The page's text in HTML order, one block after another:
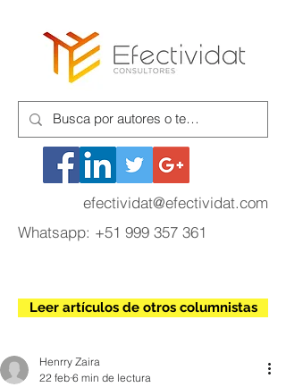
efectividat@efectividat.com
Whatsapp: +51 999 357 361
Leer artículos de otros columnistas
Henrry Zaira
22 feb 6 min de lectura